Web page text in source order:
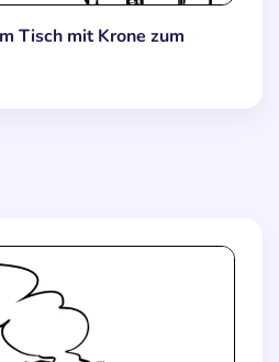
Tisch mit Krone zum